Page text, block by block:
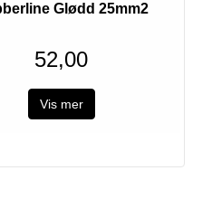
Glødd 25mm2
52,00
Vis mer